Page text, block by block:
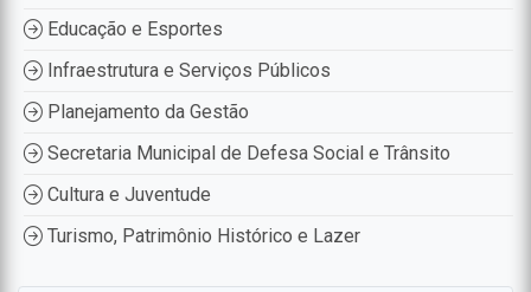
Educação e Esportes
Infraestrutura e Serviços Públicos
Planejamento da Gestão
Secretaria Municipal de Defesa Social e Trânsito
Cultura e Juventude
Turismo, Patrimônio Histórico e Lazer